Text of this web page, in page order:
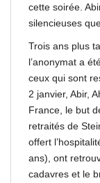
cette soirée.
silencieuses
Trois ans plus
l’anonymat a
ceux qui sont
2 janvier, Abir,
France, le but
retraités de
offert
ans), ont
cadavres et le